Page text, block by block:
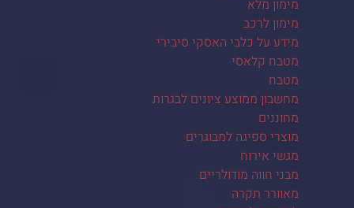
מימון מלא
מימון לרכב
מידע על כלבי האסקי סיבירי
מטבח קלאסי
מטבח
מחשבון ממוצע ציונים לבגרות
מחוננים
מוצרי ספיגה למבוגרים
מגשי אירוח
מבני חווה מודולריים
מאוורר תקרה